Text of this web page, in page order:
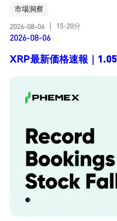
市場洞察
2026-08-06
15-20分
2026-08-06
XRP最新価格速報｜